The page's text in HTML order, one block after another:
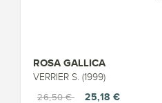
ROSA GALLICA
VERRIER S. (1999)
26,50 €
25,18 €